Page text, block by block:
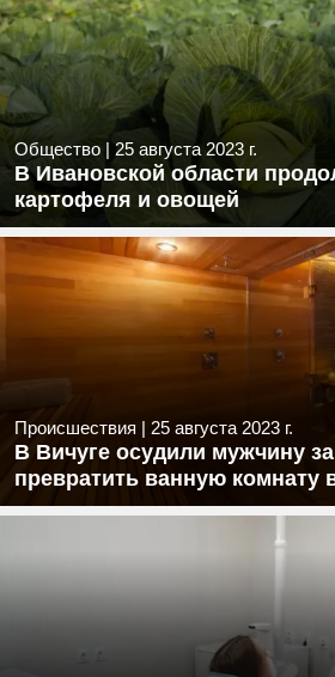
Общество | 25 августа 2023 г.
В Ивановской области
картофеля и овощей
Происшествия | 25 августа 2023 г.
В Вичуге осудили мужчину
превратить ванную комнату